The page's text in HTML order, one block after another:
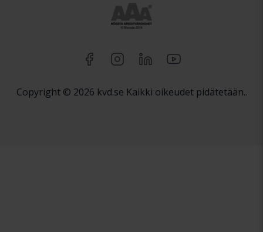
Copyright © 2026 kvd.se Kaikki oikeudet pidätetään..